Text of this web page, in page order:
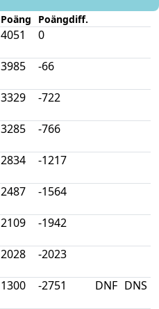
Poäng Poängdiff.
4051 0
3985 -66
3329 -722
3285 -766
2834 -1217
2487 -1564
2109 -1942
2028 -2023
1300 -2751 DNF DNS